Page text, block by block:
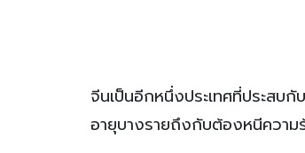
จีนเป็นอีกหนึ่งประเทศที่ประสบ
อายุบางรายถึงกับต้องหนีความ